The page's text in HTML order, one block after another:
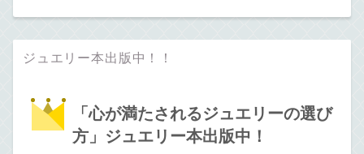
ジュエリー本出版中！！
「心が満たされるジュエリーの選び
方」ジュエリー本出版中！